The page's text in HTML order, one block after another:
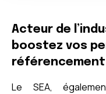
Acteur de
boostez vos
référencement
Le SEA,